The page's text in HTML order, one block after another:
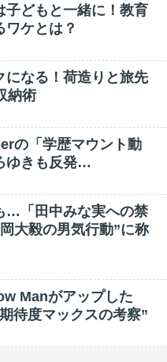
子どもと一緒に！教育
ワケとは？
になる！荷造りと旅先
納術
の「学歴マウント動
ゆきも反発…
…「田中みな実への禁
大毅の男気行動”に称
Manがアップした
待度マックスの考察”